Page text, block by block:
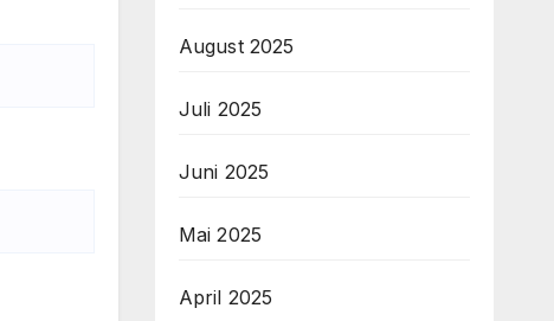
August 2025
Juli 2025
Juni 2025
Mai 2025
April 2025